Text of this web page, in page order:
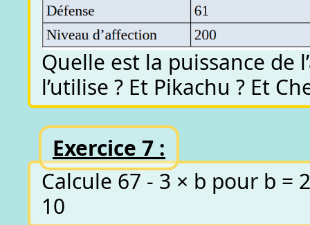
Quelle est la puissance de
l’utilise ? Et Pikachu ? Et
Exercice 7 :
Calcule 67 - 3 × b pour b =
10